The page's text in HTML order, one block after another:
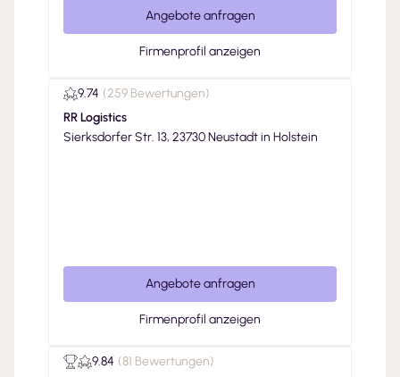
Angebote anfragen
Firmenprofil anzeigen
9.74 (259 Bewertungen)
RR Logistics
Sierksdorfer Str. 13, 23730 Neustadt in Holstein
Angebote anfragen
Firmenprofil anzeigen
9.84 (81 Bewertungen)